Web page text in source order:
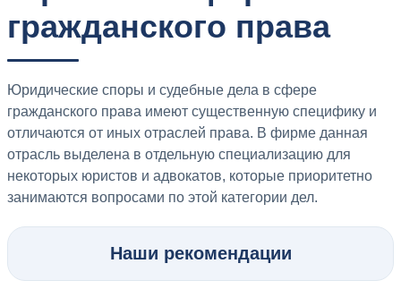
гражданского права
Юридические споры и судебные дела в сфере
гражданского права имеют существенную специфику и
отличаются от иных отраслей права. В фирме данная
отрасль выделена в отдельную специализацию для
некоторых юристов и адвокатов, которые приоритетно
занимаются вопросами по этой категории дел.
Наши рекомендации